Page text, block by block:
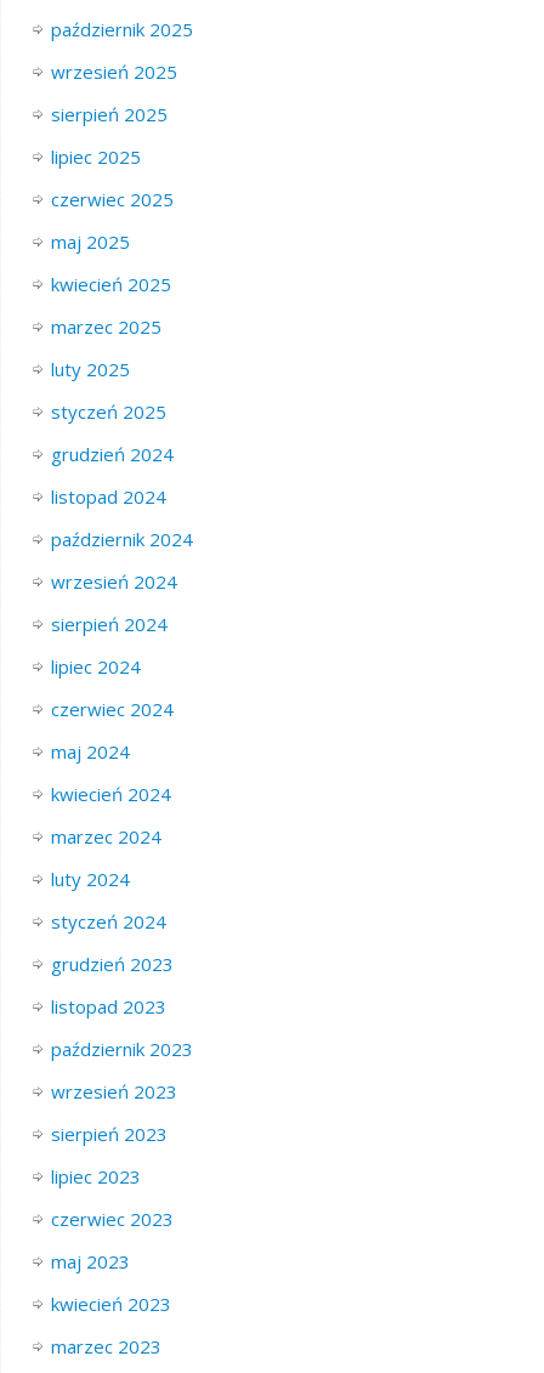
październik 2025
wrzesień 2025
sierpień 2025
lipiec 2025
czerwiec 2025
maj 2025
kwiecień 2025
marzec 2025
luty 2025
styczeń 2025
grudzień 2024
listopad 2024
październik 2024
wrzesień 2024
sierpień 2024
lipiec 2024
czerwiec 2024
maj 2024
kwiecień 2024
marzec 2024
luty 2024
styczeń 2024
grudzień 2023
listopad 2023
październik 2023
wrzesień 2023
sierpień 2023
lipiec 2023
czerwiec 2023
maj 2023
kwiecień 2023
marzec 2023